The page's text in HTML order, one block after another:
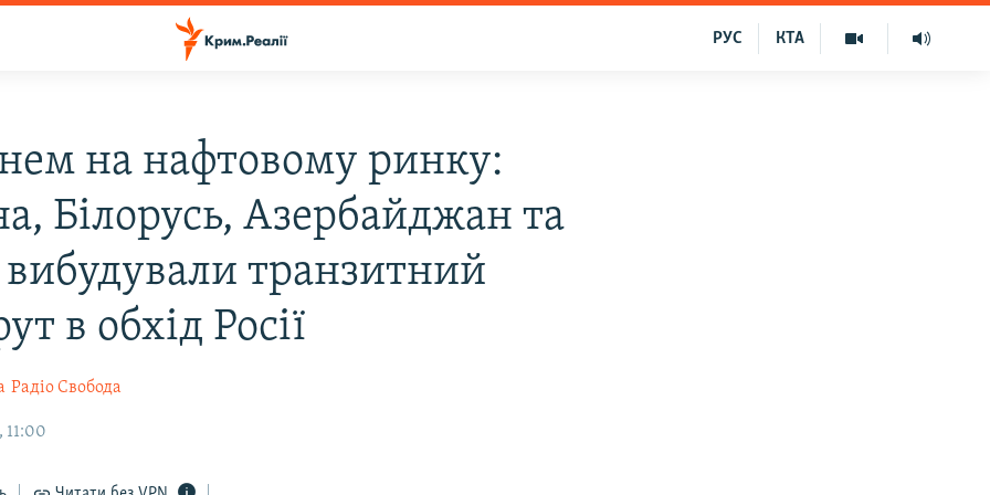
КТА
РУС
на нафтовому ринку:
Білорусь, Азербайджан та
вибудували транзитний
в обхід Росії
Радіо Свобода
11:00